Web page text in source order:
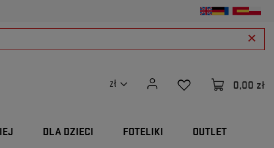
zł 0,00 zł
DLA DZIECI FOTELIKI OUTLET